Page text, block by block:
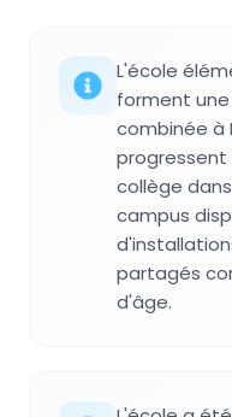
L'école
forment
combinée à
progressent
collège
campus
partagés
d'âge.